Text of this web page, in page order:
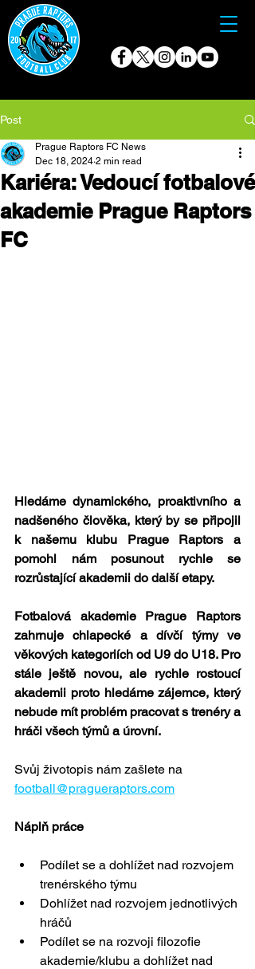
Post
Kariéra: Vedoucí fotbalové
akademie Prague Raptors
FC
Prague Raptors FC News
Dec 18, 2024 2 min read
Hledáme dynamického, proaktivního a
nadšeného člověka, který by se připojil
k našemu klubu Prague Raptors a
pomohl nám posunout rychle se
rozrůstající akademii do další etapy.
Fotbalová akademie Prague Raptors
zahrnuje chlapecké a dívčí týmy ve
věkových kategoriích od U9 do U18. Pro
stále ještě novou, ale rychle rostoucí
akademii proto hledáme zájemce, který
nebude mít problém pracovat s trenéry a
hráči všech týmů a úrovní.
Svůj životopis nám zašlete na
football@pragueraptors.com
Náplň práce
Podílet se a dohlížet nad rozvojem
trenérského týmu
Dohlížet nad rozvojem jednotlivých
hráčů
Podílet se na rozvoji filozofie
akademie/klubu a dohlížet nad